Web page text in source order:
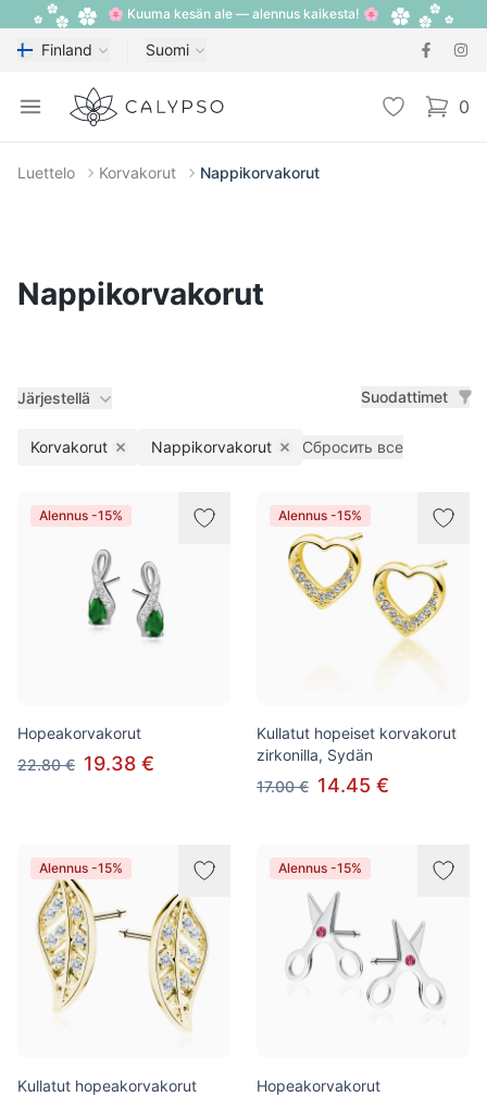
🌸 Kuuma kesän ale — alennus kaikesta! 🌸
Finland Suomi
Open menu
Calypso Toivelista 0
items
Luettelo Korvakorut Nappikorvakorut
Nappikorvakorut
Järjestellä Suodattimet
Korvakorut Remove filter
Nappikorvakorut Remove filter
Сбросить все
Tuotteet
Alennus -15%
Hopeakorvakorut
22.80 € 19.38 €
Alennus -15%
Kullatut hopeiset korvakorut
zirkonilla, Sydän
17.00 € 14.45 €
Alennus -15%
Kullatut hopeakorvakorut
Alennus -15%
Hopeakorvakorut